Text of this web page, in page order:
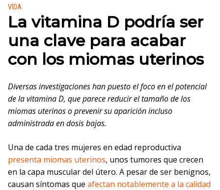
Publicado en:
VIDA
La vitamina D podría ser
una clave para acabar
con los miomas uterinos
Diversas investigaciones han puesto el foco en el potencial
de la vitamina D, que parece reducir el tamaño de los
miomas uterinos o prevenir su aparición incluso
administrada en dosis bajas.
Una de cada tres mujeres en edad reproductiva
presenta miomas uterinos, unos tumores que crecen
en la capa muscular del útero. A pesar de ser benignos,
causan síntomas que afectan notablemente a la calidad